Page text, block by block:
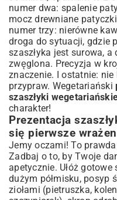
numer dwa: spalenie
mocz drewniane
numer trzy: nierówne
droga do sytuacji, gdzie
szaszłyka jest surowa, a
zwęglona. Precyzja w
znaczenie. I ostatnie: nie
przypraw. Wegetariański
szaszłyki
charakter!
Prezentacja
się pierwsze
Jemy oczami! To
Zadbaj o to, by Twoje
apetycznie. Ułóż gotowe
dużym półmisku, posyp
ziołami (pietruszka,